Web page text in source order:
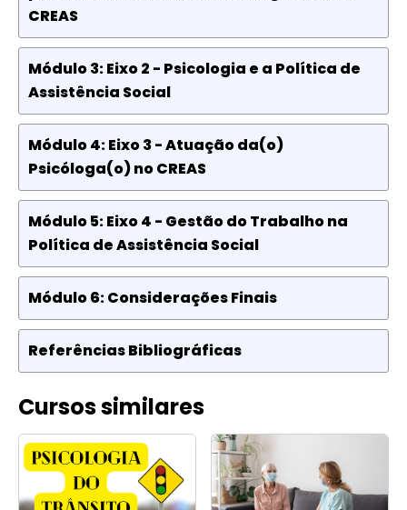
CREAS
Módulo 3: Eixo 2 - Psicologia e a Política de
Assistência Social
Módulo 4: Eixo 3 - Atuação da(o)
Psicóloga(o) no CREAS
Módulo 5: Eixo 4 - Gestão do Trabalho na
Política de Assistência Social
Módulo 6: Considerações Finais
Referências Bibliográficas
Cursos similares